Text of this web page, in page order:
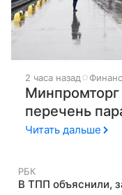
2 часа назад
Минпромторг
перечень
Читать дальше
РБК
В ТПП объяснили,